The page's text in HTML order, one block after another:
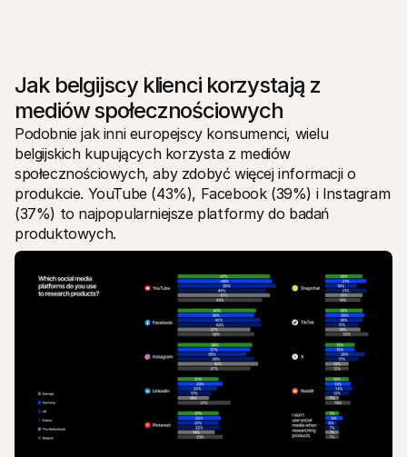
Jak belgijscy klienci korzystają z
mediów społecznościowych
Podobnie jak inni europejscy konsumenci, wielu
belgijskich kupujących korzysta z mediów
społecznościowych, aby zdobyć więcej informacji o
produkcie. YouTube (43%), Facebook (39%) i Instagram
(37%) to najpopularniejsze platformy do badań
produktowych.